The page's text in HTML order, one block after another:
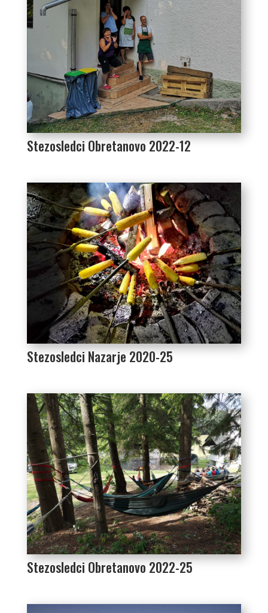
Stezosledci Obretanovo 2022-12
Stezosledci Nazarje 2020-25
Stezosledci Obretanovo 2022-25